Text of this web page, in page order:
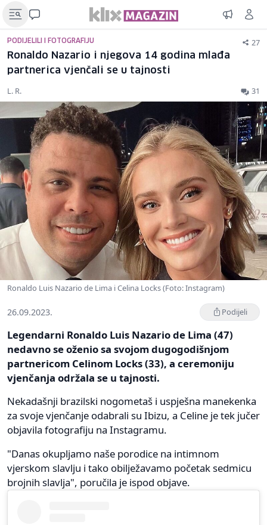
PODIJELILI I FOTOGRAFIJU 27
Ronaldo Nazario i njegova 14 godina mlađa
partnerica vjenčali se u tajnosti
L. R. 31
Ronaldo Luis Nazario de Lima i Celina Locks (Foto: Instagram)
26.09.2023. Podijeli
Legendarni Ronaldo Luis Nazario de Lima (47)
nedavno se oženio sa svojom dugogodišnjom
partnericom Celinom Locks (33), a ceremoniju
vjenčanja održala se u tajnosti.
Nekadašnji brazilski nogometaš i uspješna manekenka
za svoje vjenčanje odabrali su Ibizu, a Celine je tek jučer
objavila fotografiju na Instagramu.
"Danas okupljamo naše porodice na intimnom
vjerskom slavlju i tako obilježavamo početak sedmicu
brojnih slavlja", poručila je ispod objave.